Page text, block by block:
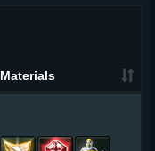
Materials